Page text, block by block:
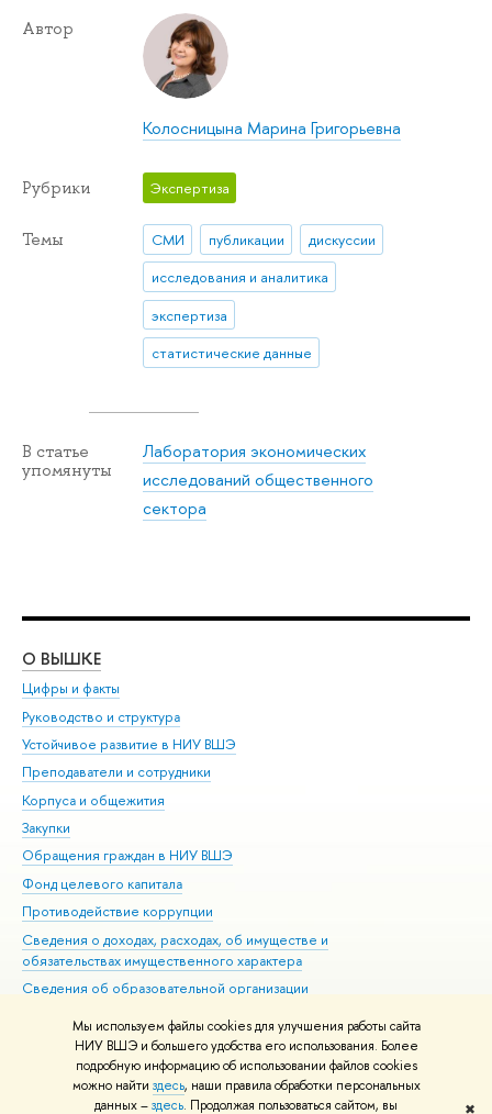
Мы используем файлы cookies для улучшения работы сайта
НИУ ВШЭ и большего удобства его использования. Более
подробную информацию об использовании файлов cookies
можно найти здесь, наши правила обработки персональных
данных –здесь. Продолжая пользоваться сайтом, вы ✖
Автор
Колосницына Марина Григорьевна
Рубрики Экспертиза
Темы СМИ публикации
дискуссии
исследования и аналитика
экспертиза
статистические данные
В статье
упомянуты
Лаборатория экономических
исследований общественного
сектора
О ВЫШКЕ
Цифры и факты
Руководство и структура
Устойчивое развитие в НИУ ВШЭ
Преподаватели и сотрудники
Корпуса и общежития
Закупки
Обращения граждан в НИУ ВШЭ
Фонд целевого капитала
Противодействие коррупции
Сведения о доходах, расходах, об имуществе и
обязательствах имущественного характера
Сведения об образовательной организации
Людям с ограниченными возможностями здоровья
Единая платежная страница
Работа в Вышке